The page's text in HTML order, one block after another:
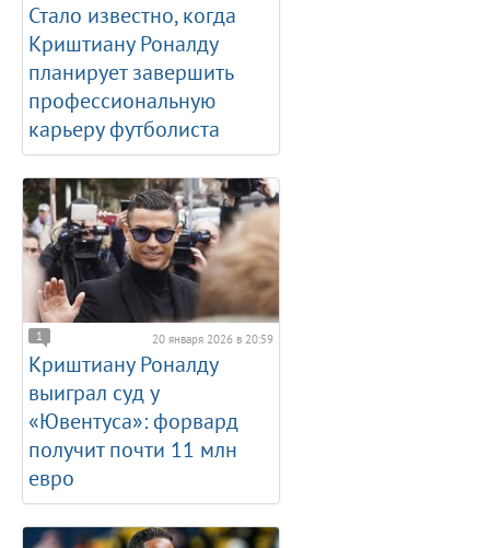
Стало известно, когда
Криштиану Роналду
планирует завершить
профессиональную
карьеру футболиста
1 20 января 2026 в 20:59
Криштиану Роналду
выиграл суд у
«Ювентуса»: форвард
получит почти 11 млн
евро